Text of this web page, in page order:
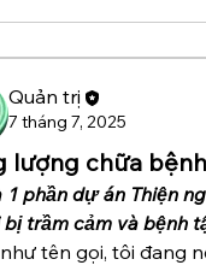
Quản trị
7 tháng 7, 2025
lượng chữa
1 phần dự án Thiện
trầm cảm và bệnh
tên gọi, tôi đang